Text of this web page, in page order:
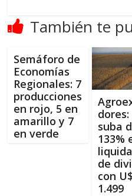
También te
Semáforo de
Economías
Regionales: 7
producciones
en rojo, 5 en
amarillo y 7
en verde
suba
133%
de
con
1.499